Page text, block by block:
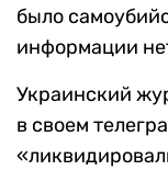
было
информации
Украинский
в своем